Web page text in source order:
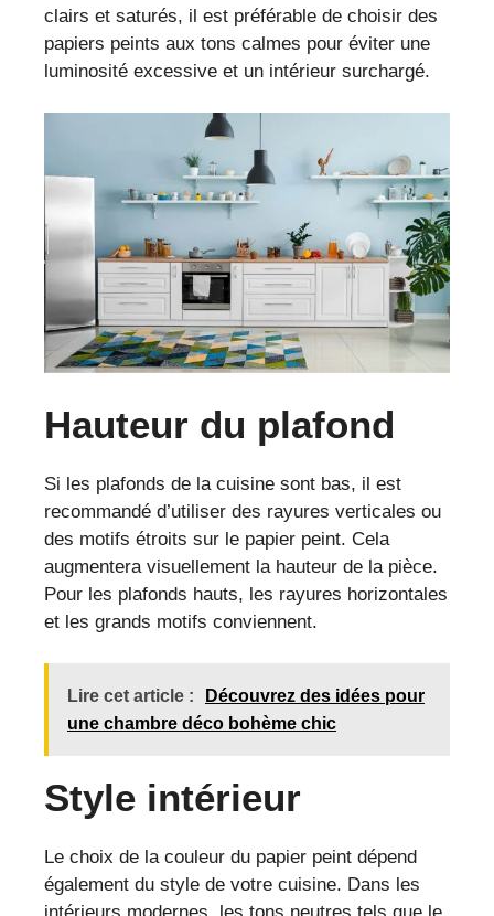
clairs et saturés, il est préférable de choisir des
papiers peints aux tons calmes pour éviter une
luminosité excessive et un intérieur surchargé.
Hauteur du plafond
Si les plafonds de la cuisine sont bas, il est
recommandé d’utiliser des rayures verticales ou
des motifs étroits sur le papier peint. Cela
augmentera visuellement la hauteur de la pièce.
Pour les plafonds hauts, les rayures horizontales
et les grands motifs conviennent.
Lire cet article :
Découvrez des idées pour
une chambre déco bohème chic
Style intérieur
Le choix de la couleur du papier peint dépend
également du style de votre cuisine. Dans les